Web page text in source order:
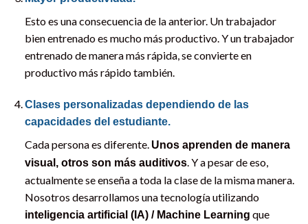
Esto es una consecuencia de la anterior. Un trabajador
bien entrenado es mucho más productivo. Y un trabajador
entrenado de manera más rápida, se convierte en
productivo más rápido también.
Clases personalizadas dependiendo de las
capacidades del estudiante.
Cada persona es diferente. Unos aprenden de manera
visual, otros son más auditivos. Y a pesar de eso,
actualmente se enseña a toda la clase de la misma manera.
Nosotros desarrollamos una tecnología utilizando
inteligencia artificial (IA) / Machine Learning que